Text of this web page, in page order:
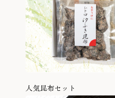
人気昆布セット